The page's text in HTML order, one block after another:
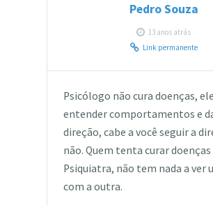
Pedro Souza
13 anos atrás
Link permanente
Psicólogo não cura doenças,
entender comportamentos e
direção, cabe a você seguir a
não. Quem tenta curar doenças
Psiquiatra, não tem nada a ver
com a outra.